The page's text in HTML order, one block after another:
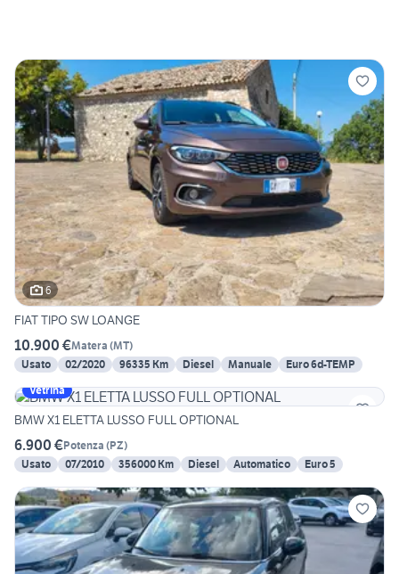
6
FIAT TIPO SW LOANGE
10.900 €Matera (MT)
Usato
02/2020 96335 Km Diesel Manuale
Euro 6d-TEMP
Vetrina
BMW X1 ELETTA LUSSO FULL OPTIONAL
6.900 €Potenza (PZ)
Usato
07/2010 356000 Km Diesel Automatico Euro 5